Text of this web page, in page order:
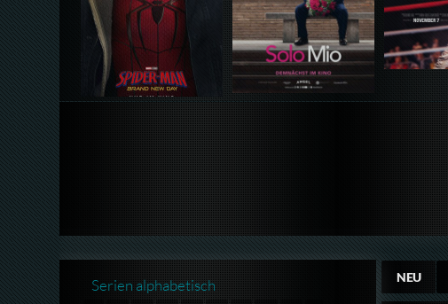
NEU
Serien alphabetisch